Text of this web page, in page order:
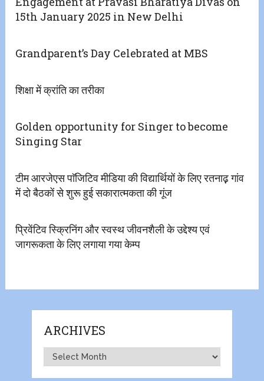
15th January 2025 in New Delhi
Grandparent’s Day Celebrated at MBS
शिक्षा में क्रांति का तरीका
Golden opportunity for Singer to become
Singing Star
टीम आरजेएस पाॅजिटिव मीडिया की‌ विद्यार्थियों के लिए रतनाढ़़ गांव
में दो बैठकों से शुरू हुई सकारात्मकता की गूंज
प्रिवेंटिव स्क्रिनिंग और स्वस्थ जीवनशैली के उद्देश्य एवं
जागरूकता के लिए लगाया गया केम्प
ARCHIVES
Archives